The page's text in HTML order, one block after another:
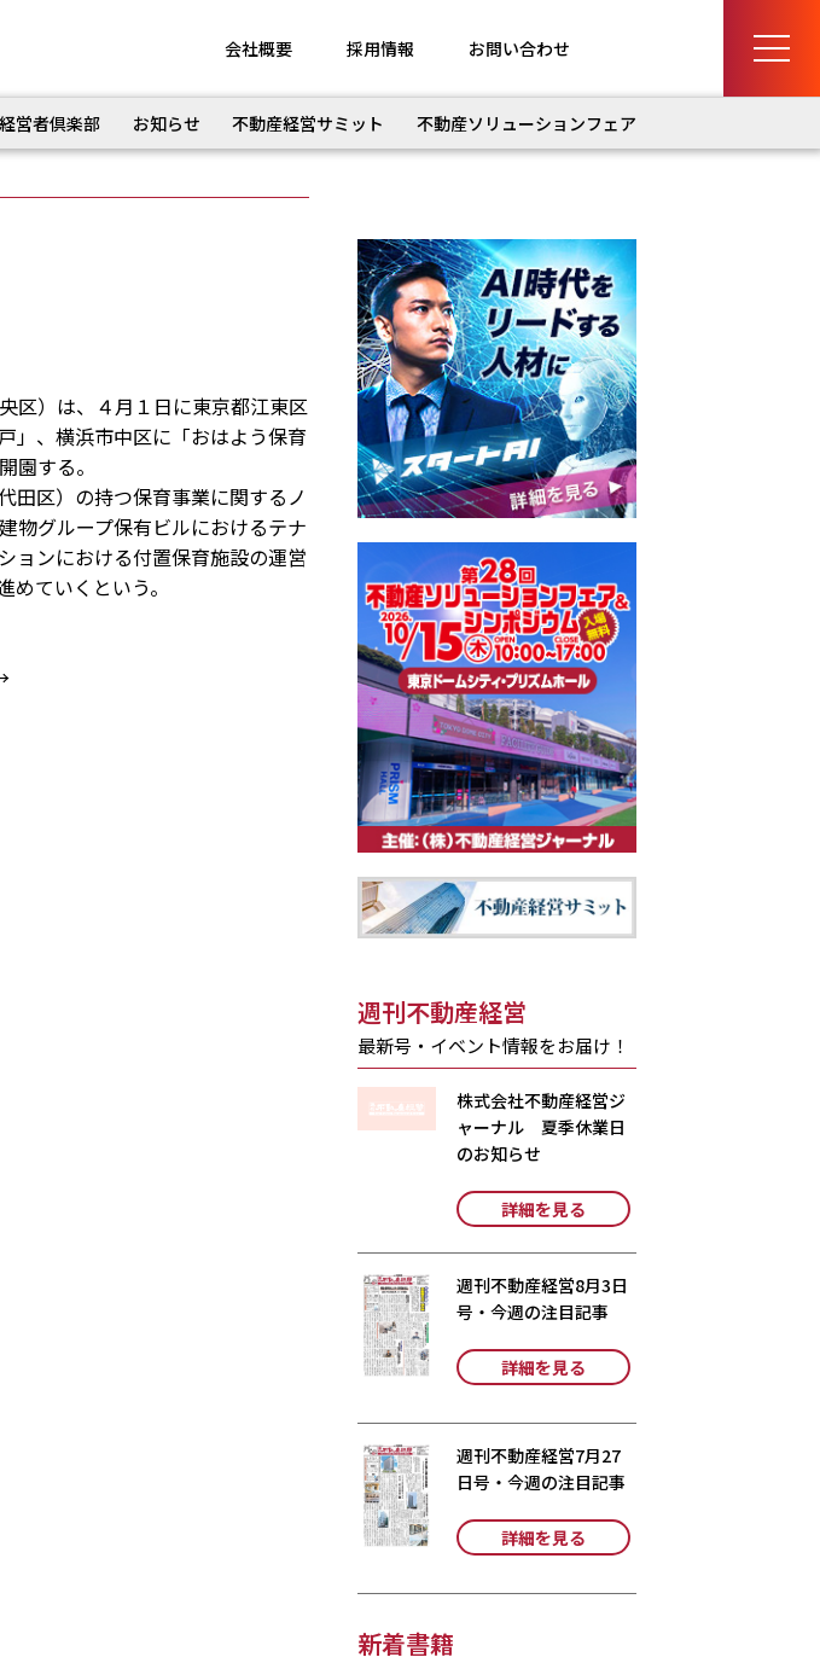
会社概要 採用情報 お問い合わせ
営者倶楽部 お知らせ 不動産経営サミット 不動産ソリューションフェア
区）は、４月１日に東京都江東区
」、横浜市中区に「おはよう保育
する。
田区）の持つ保育事業に関するノ
物グループ保有ビルにおけるテナ
ョンにおける付置保育施設の運営
ていくという。
週刊不動産経営
最新号・イベント情報をお届け！
株式会社不動産経営ジ
ャーナル 夏季休業日
のお知らせ
詳細を見る
週刊不動産経営8月3日
号・今週の注目記事
詳細を見る
週刊不動産経営7月27
日号・今週の注目記事
詳細を見る
新着書籍